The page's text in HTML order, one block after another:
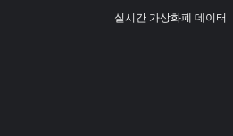
실시간 가상화폐 데이터